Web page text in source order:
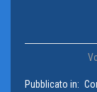
Pubblicato in: